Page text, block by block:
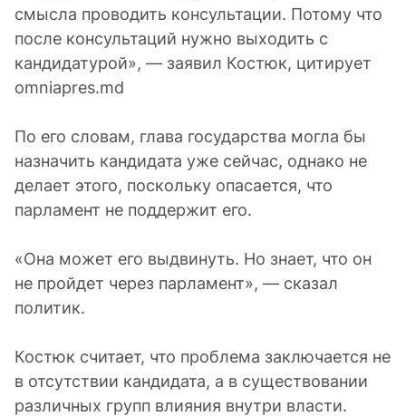
смысла проводить консультации. Потому что
после консультаций нужно выходить с
кандидатурой», — заявил Костюк, цитирует
omniapres.md
По его словам, глава государства могла бы
назначить кандидата уже сейчас, однако не
делает этого, поскольку опасается, что
парламент не поддержит его.
«Она может его выдвинуть. Но знает, что он
не пройдет через парламент», — сказал
политик.
Костюк считает, что проблема заключается не
в отсутствии кандидата, а в существовании
различных групп влияния внутри власти.